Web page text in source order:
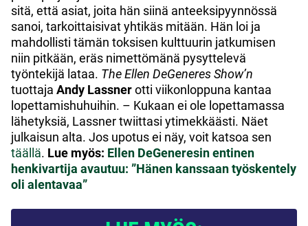
sitä, että asiat, joita hän siinä anteeksipyynnössä
sanoi, tarkoittaisivat yhtikäs mitään. Hän loi ja
mahdollisti tämän toksisen kulttuurin jatkumisen
niin pitkään, eräs nimettömänä pysyttelevä
työntekijä lataa. The Ellen DeGeneres Show’n
tuottaja Andy Lassnerotti viikonloppuna kantaa
lopettamishuhuihin. – Kukaan ei ole lopettamassa
lähetyksiä, Lassner twiittasi ytimekkäästi. Näet
julkaisun alta. Jos upotus ei näy, voit katsoa sen
täällä. Lue myös: Ellen DeGeneresin entinen
henkivartija avautuu: ”Hänen kanssaan työskentely
oli alentavaa”